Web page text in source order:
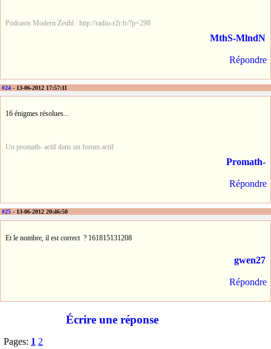
Podcasts Modern Zeuhl : http://radio-r2r.fr/?p=298
MthS-MlndN
Répondre
#24 - 13-06-2012 17:57:11
16 énigmes résolues...
Un promath- actif dans un forum actif
Promath-
Répondre
#25 - 13-06-2012 20:46:50
Et le nombre, il est correct ? 161815131208
gwen27
Répondre
Écrire une réponse
Pages: 1 2